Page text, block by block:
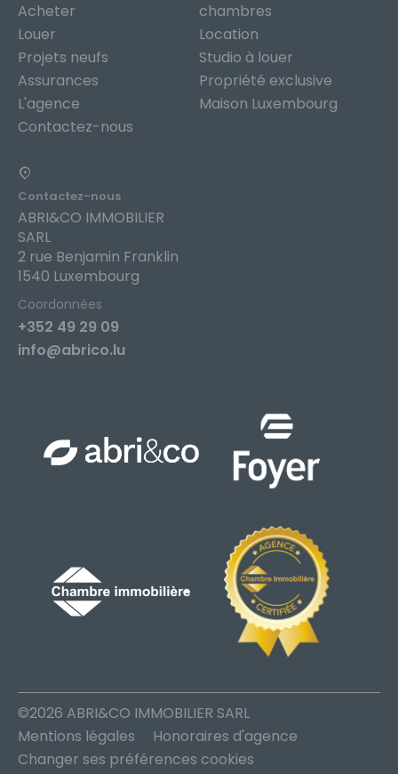
Acheter
Louer
Projets neufs
Assurances
L'agence
Contactez-nous
chambres
Location
Studio à louer
Propriété exclusive
Maison Luxembourg
Contactez-nous
ABRI&CO IMMOBILIER
SARL
2 rue Benjamin Franklin
1540 Luxembourg
Coordonnées
+352 49 29 09
info@abrico.lu
©2026 ABRI&CO IMMOBILIER SARL
Mentions légales
Honoraires d'agence
Changer ses préférences cookies